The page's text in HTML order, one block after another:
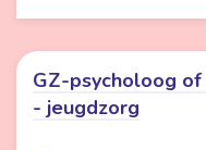
GZ-psycholoog
- jeugdzorg